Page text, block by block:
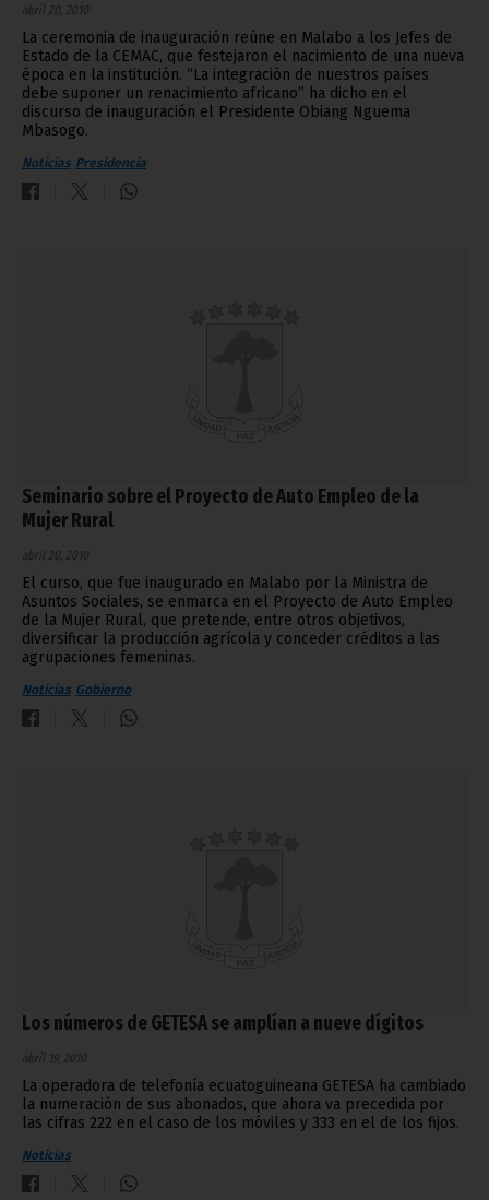
abril 20, 2010
La ceremonia de inauguración reúne en Malabo a los Jefes de
Estado de la CEMAC, que festejaron el nacimiento de una nueva
época en la institución. “La integración de nuestros países
debe suponer un renacimiento africano” ha dicho en el
discurso de inauguración el Presidente Obiang Nguema
Mbasogo.
Noticias Presidencia
Seminario sobre el Proyecto de Auto Empleo de la
Mujer Rural
abril 20, 2010
El curso, que fue inaugurado en Malabo por la Ministra de
Asuntos Sociales, se enmarca en el Proyecto de Auto Empleo
de la Mujer Rural, que pretende, entre otros objetivos,
diversificar la producción agrícola y conceder créditos a las
agrupaciones femeninas.
Noticias Gobierno
Los números de GETESA se amplían a nueve dígitos
abril 19, 2010
La operadora de telefonía ecuatoguineana GETESA ha cambiado
la numeración de sus abonados, que ahora va precedida por
las cifras 222 en el caso de los móviles y 333 en el de los fijos.
Noticias